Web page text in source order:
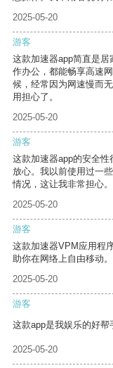
2025-05-20
游客
这款加速器app简直是
作办公，都能畅享高速
候，经常因为网速慢而
用担心了。
2025-05-20
游客
这款加速器app的安全
放心。我以前使用过一
情况，这让我非常担心。
2025-05-20
游客
这款加速器VPM应用程
助你在网络上自由移动。
2025-05-20
游客
这款app是我娱乐的好帮
2025-05-20